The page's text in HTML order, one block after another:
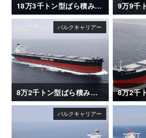
18万3千トン型ばら積み運搬船「UNITED ETERNITY」
8万2千トン型ばら積み運搬船「SAKIZAYA LEADER」